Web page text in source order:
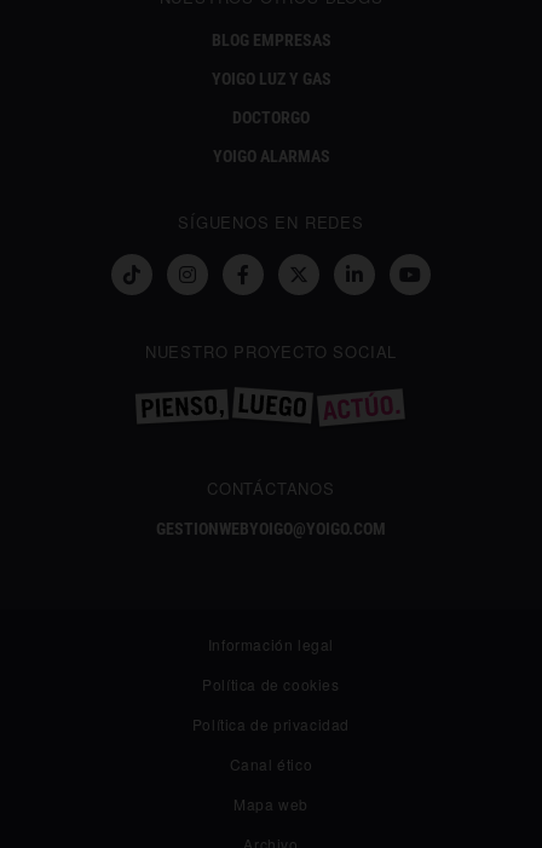
BLOG EMPRESAS
YOIGO LUZ Y GAS
DOCTORGO
YOIGO ALARMAS
SÍGUENOS EN REDES
NUESTRO PROYECTO SOCIAL
CONTÁCTANOS
GESTIONWEBYOIGO@YOIGO.COM
Información legal
Política de cookies
Política de privacidad
Canal ético
Mapa web
¿Te gusta lo que lees?
no te pierdas nuestros próximos contenidos.